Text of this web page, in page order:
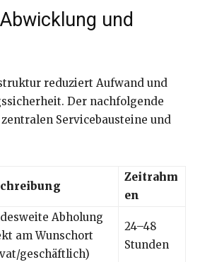
und
reduziert Aufwand und
Der nachfolgende
Servicebausteine und
Zeitrahm
en
Abholung
am Wunschort
geschäftlich)
24–48
Stunden